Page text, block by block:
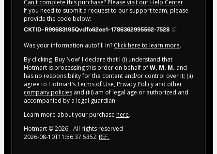
Can't complete this purchase? Please visit our Help Center
If you need to submit a request to our support team, please
provide the code below:
CKTID-R99683195Qvdfo62ee1-1786362995562-7528
Was your information autofill in? Click here to learn more.
By clicking 'Buy Now' I declare that I (i) understand that
Hotmart is processing this order on behalf ofW. M. M. and
has no responsibility for the content and/or control over it; (ii)
agree to Hotmart’sTerms of Use, Privacy Policy and other
company policies and (iii) am of legal age or authorized and
accompanied by a legal guardian.
Learn more about your purchase here.
Hotmart ©2026- All rights reserved
2026-08-10T11:56:37.535Z REF.